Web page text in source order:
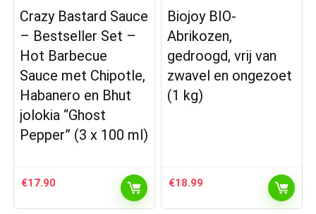
Crazy Bastard Sauce
– Bestseller Set –
Hot Barbecue
Sauce met Chipotle,
Habanero en Bhut
jolokia “Ghost
Pepper” (3 x 100 ml)
€17.90
Biojoy BIO-
Abrikozen,
gedroogd, vrij van
zwavel en ongezoet
(1 kg)
€18.99